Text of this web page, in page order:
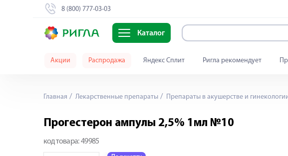
8 (800) 777-03-03
Каталог
Акции Распродажа Яндекс Сплит Ригла рекомендует
Главная Лекарственные препараты Препараты в акушерстве и
Прогестерон ампулы 2,5% 1мл №10
код товара: 49985